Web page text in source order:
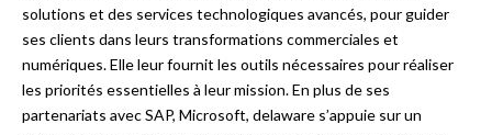
solutions et des services technologiques avancés, pour guider
ses clients dans leurs transformations commerciales et
numériques. Elle leur fournit les outils nécessaires pour réaliser
les priorités essentielles à leur mission. En plus de ses
partenariats avec SAP, Microsoft, delaware s’appuie sur un